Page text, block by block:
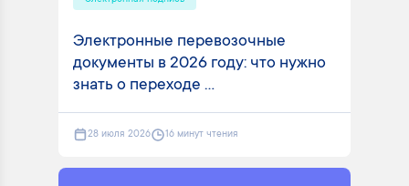
Электронные перевозочные
документы в 2026 году: что нужно
знать о переходе ...
28 июля 2026 16 минут чтения